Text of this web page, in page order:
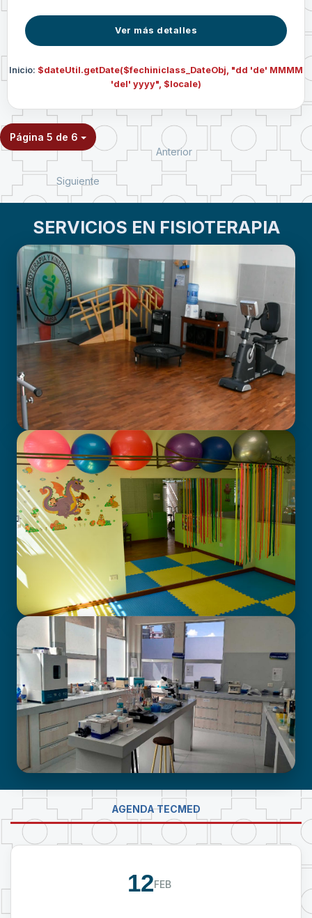
Ver más detalles
Inicio: $dateUtil.getDate($fechiniclass_DateObj, "dd 'de' MMMM
'del' yyyy", $locale)
Página 5 de 6
Anterior
Siguiente
SERVICIOS EN FISIOTERAPIA
GABINETE DE FISIOTERAPIA
CENTRO DE ATENCIÓN EN
NEURODESARROLLO INFANTIL
LABORATORIO DE INVESTIGACIÓN -
PROUMSA
AGENDA TECMED
12FEB